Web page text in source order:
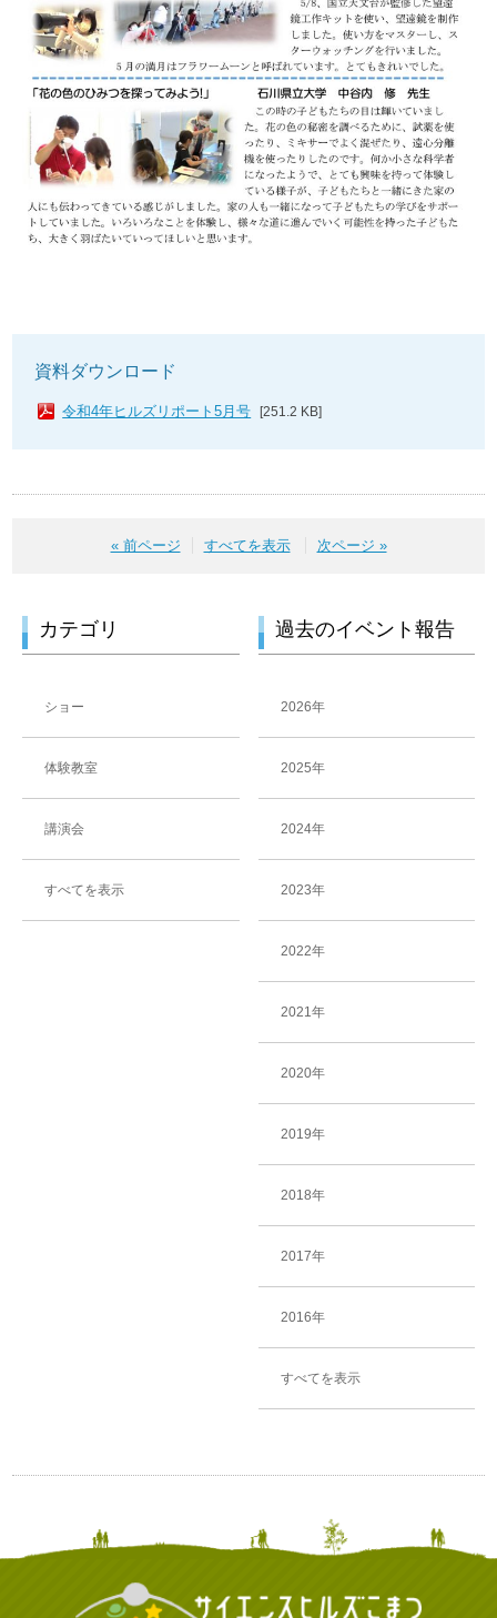
資料ダウンロード
令和4年ヒルズリポート5月号 [251.2 KB]
« 前ページ すべてを表示 次ページ »
カテゴリ
ショー
体験教室
講演会
すべてを表示
過去のイベント報告
2026年
2025年
2024年
2023年
2022年
2021年
2020年
2019年
2018年
2017年
2016年
すべてを表示